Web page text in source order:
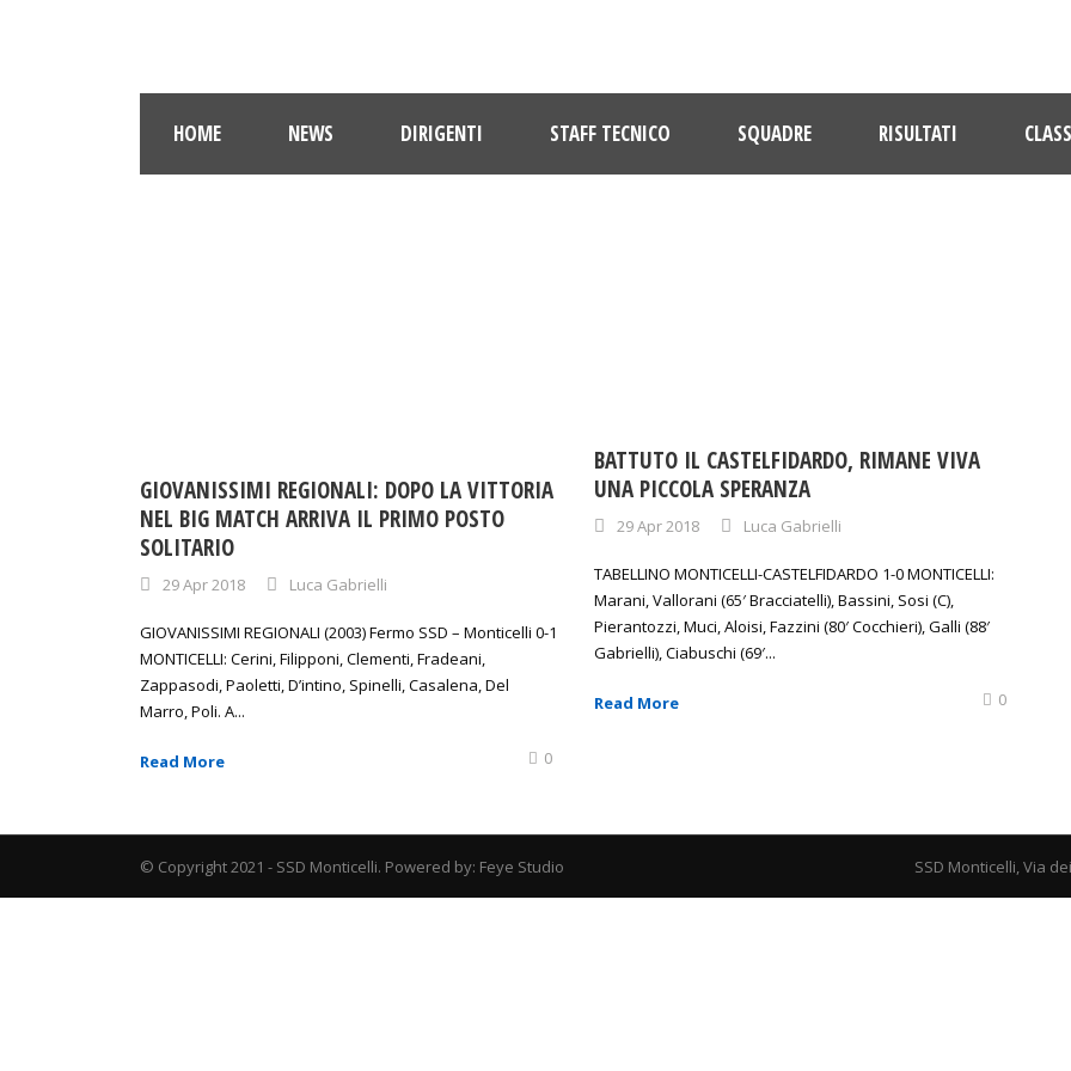
HOME NEWS DIRIGENTI STAFF TECNICO SQUADRE RISULTATI
GIOVANISSIMI REGIONALI: DOPO LA VITTORIA
NEL BIG MATCH ARRIVA IL PRIMO POSTO
SOLITARIO
29 Apr 2018 Luca Gabrielli
GIOVANISSIMI REGIONALI (2003) Fermo SSD – Monticelli 0-1
MONTICELLI: Cerini, Filipponi, Clementi, Fradeani,
Zappasodi, Paoletti, D’intino, Spinelli, Casalena, Del
Marro, Poli. A...
Read More 0
BATTUTO IL CASTELFIDARDO, RIMANE VIVA
UNA PICCOLA SPERANZA
29 Apr 2018 Luca Gabrielli
TABELLINO MONTICELLI-CASTELFIDARDO 1-0 MONTICELLI:
Marani, Vallorani (65′ Bracciatelli), Bassini, Sosi (C),
Pierantozzi, Muci, Aloisi, Fazzini (80′ Cocchieri), Galli (88′
Gabrielli), Ciabuschi (69′...
Read More 0
© Copyright 2021 - SSD Monticelli. Powered by: Feye Studio SSD Monticelli, Via